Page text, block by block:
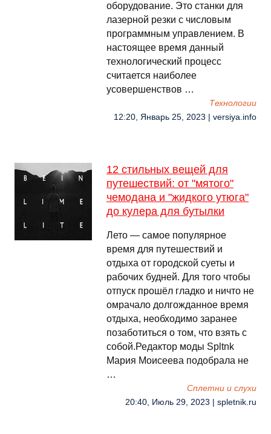
оборудование. Это станки для
лазерной резки с числовым
программным управлением. В
настоящее время данный
технологический процесс
считается наиболее
усовершенствов …
Технологии
12:20, Январь 25, 2023 | versiya.info
12 стильных вещей для
путешествий: от "мятого"
чемодана и "жидкого утюга"
до кулера для бутылки
Лето — самое популярное
время для путешествий и
отдыха от городской суеты и
рабочих будней. Для того чтобы
отпуск прошёл гладко и ничто не
омрачало долгожданное время
отдыха, необходимо заранее
позаботиться о том, что взять с
собой.Редактор моды Spltnk
Мария Моисеева подобрала не
…
Сплетни и слухи
20:40, Июль 29, 2023 | spletnik.ru